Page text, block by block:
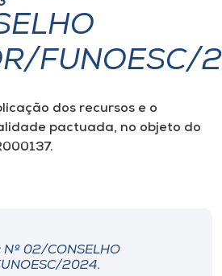
FUNOESC/
dos recursos e o
pactuada, no objeto do
Nº 02/CONSELHO
2024.